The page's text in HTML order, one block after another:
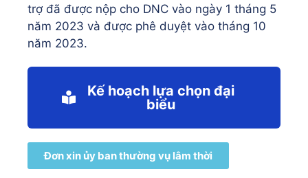
trợ đã được nộp cho DNC vào ngày 1 tháng 5
năm 2023 và được phê duyệt vào tháng 10
năm 2023.
Kế hoạch lựa chọn đại
biểu
Đơn xin ủy ban thường vụ lâm thời